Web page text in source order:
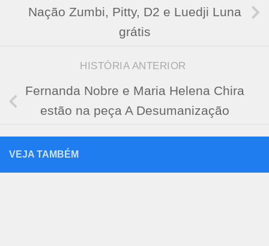
Nação Zumbi, Pitty, D2 e Luedji Luna
grátis
HISTÓRIA ANTERIOR
Fernanda Nobre e Maria Helena Chira
estão na peça A Desumanização
VEJA TAMBÉM